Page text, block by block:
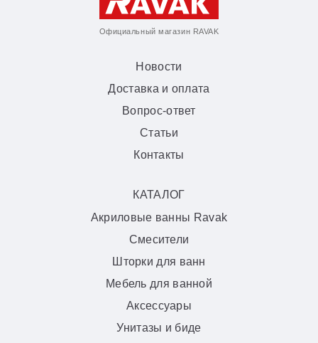
Официальный магазин RAVAK
Новости
Доставка и оплата
Вопрос-ответ
Статьи
Контакты
КАТАЛОГ
Акриловые ванны Ravak
Смесители
Шторки для ванн
Мебель для ванной
Аксессуары
Унитазы и биде